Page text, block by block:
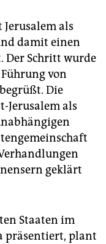
als
damit einen
Der Schritt wurde
von
Die
Jerusalem als
geklärt
Staaten im
präsentiert, plant